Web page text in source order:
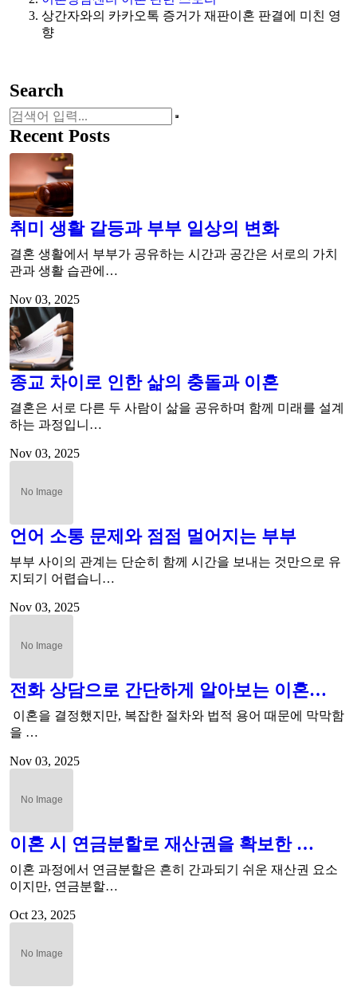
상간자와의 카카오톡 증거가 재판이혼 판결에 미친 영
향
Search
Recent Posts
취미 생활 갈등과 부부 일상의 변화
결혼 생활에서 부부가 공유하는 시간과 공간은 서로의 가치
관과 생활 습관에…
Nov 03, 2025
종교 차이로 인한 삶의 충돌과 이혼
결혼은 서로 다른 두 사람이 삶을 공유하며 함께 미래를 설계
하는 과정입니…
Nov 03, 2025
언어 소통 문제와 점점 멀어지는 부부
부부 사이의 관계는 단순히 함께 시간을 보내는 것만으로 유
지되기 어렵습니…
Nov 03, 2025
전화 상담으로 간단하게 알아보는 이혼…
이혼을 결정했지만, 복잡한 절차와 법적 용어 때문에 막막함
을 …
Nov 03, 2025
이혼 시 연금분할로 재산권을 확보한 …
이혼 과정에서 연금분할은 흔히 간과되기 쉬운 재산권 요소
이지만, 연금분할…
Oct 23, 2025